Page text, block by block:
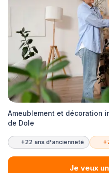
Ameublement et décoration
de Dole
+22 ans d'ancienneté
Je veux